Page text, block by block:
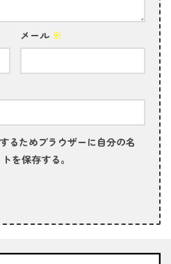
メール ※
るためブラウザーに自分の名
を保存する。